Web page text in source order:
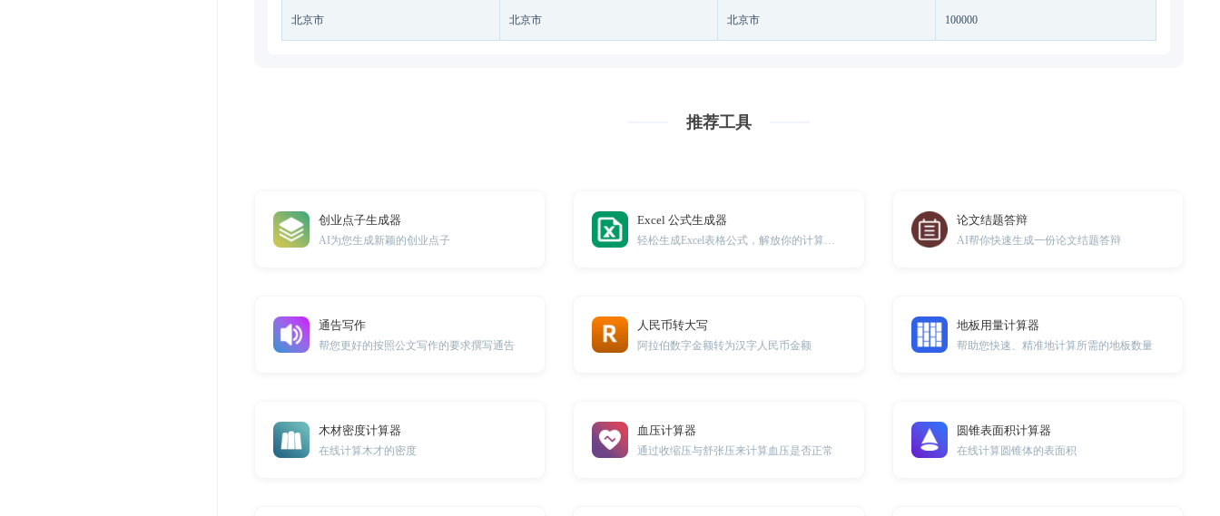
北京市 北京市 北京市 100000
推荐工具
创业点子生成器
AI为您生成新颖的创业点子
Excel 公式生成器 论文结题答辩
AI帮你快速生成一份论文结题答辩
通告写作
帮您更好的按照公文写作的要求撰写通告
人民币转大写
阿拉伯数字金额转为汉字人民币金额
地板用量计算器
帮助您快速、精准地计算所需的地板数量
木材密度计算器
在线计算木才的密度
血压计算器
通过收缩压与舒张压来计算血压是否正常
圆锥表面积计算器
在线计算圆锥体的表面积